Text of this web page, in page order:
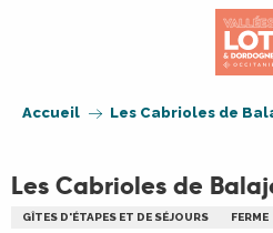
Accueil Les Cabrioles de
Les Cabrioles de
GÎTES D'ÉTAPES ET DE SÉJOURS FERME